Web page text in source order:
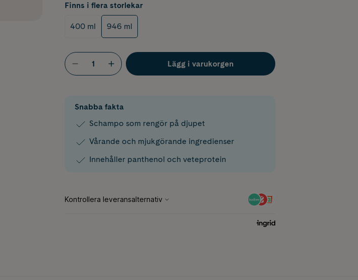
Finns i flera storlekar
400 ml 946 ml
Lägg i varukorgen
Snabba fakta
Schampo som rengör på djupet
Vårande och mjukgörande ingredienser
Innehåller panthenol och veteprotein